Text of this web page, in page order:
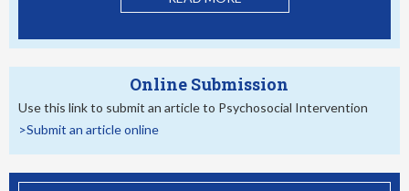
Online Submission
Use this link to submit an article to Psychosocial Intervention
>Submit an article online